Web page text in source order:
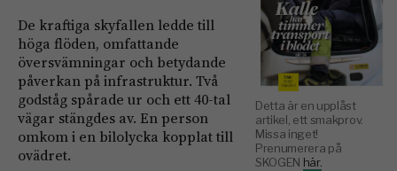
Detta är en upplåst
artikel, ett smakprov.
Missa inget!
Prenumerera på
SKOGEN här.
De kraftiga skyfallen ledde till
höga flöden, omfattande
översvämningar och betydande
påverkan på infrastruktur. Två
godståg spårade ur och ett 40-tal
vägar stängdes av. En person
omkom i en bilolycka kopplat till
ovädret.